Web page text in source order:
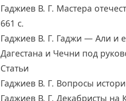
Гаджиев В. Г. Мастера
661 с.
Гаджиев В. Г. Гаджи — Али и
Дагестана и Чечни под
Статьи
Гаджиев В. Г. Вопросы
Гаджиев В. Г. Декабристы